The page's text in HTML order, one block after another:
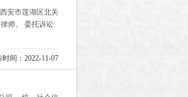
安市莲湖区北关
师。 委托诉讼
时间：2022-11-07